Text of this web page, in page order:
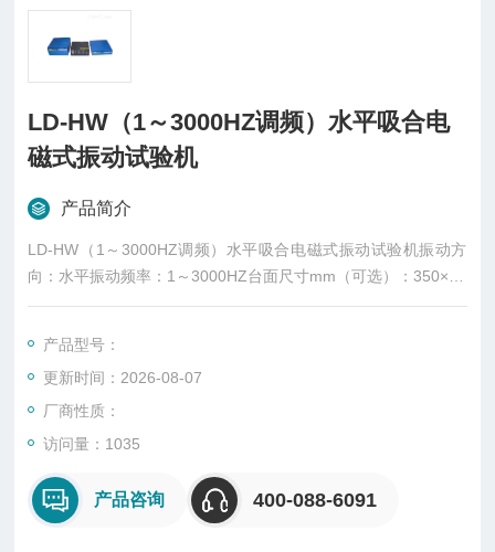
LD-HW（1～3000HZ调频）水平吸合电
磁式振动试验机
产品简介
LD-HW（1～3000HZ调频）水平吸合电磁式振动试验机振动方
向：水平振动频率：1～3000HZ台面尺寸mm（可选）：350×35
0 500×500 750×750 1000×1000 1500×1500
产品型号：
更新时间：2026-08-07
厂商性质：
访问量：1035
产品咨询 400-088-6091